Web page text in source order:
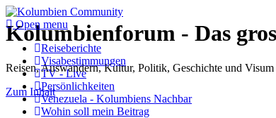
Kolumbienforum - Das
Reisen, Auswandern, Kultur, Politik, Geschichte und
Zum Inhalt
Open menu
Reiseberichte
Visabestimmungen
TV - Live
Persönlichkeiten
Venezuela - Kolumbiens Nachbar
Wohin soll mein Beitrag